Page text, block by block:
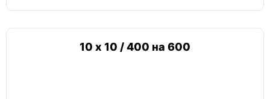
10 х 10 / 400 на 600